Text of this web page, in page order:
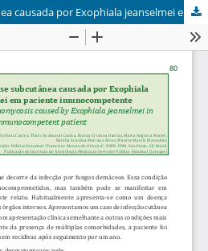
Feo-hifomicose subcutânea causada por Exophiala jeanselmei em paciente imunocompetente